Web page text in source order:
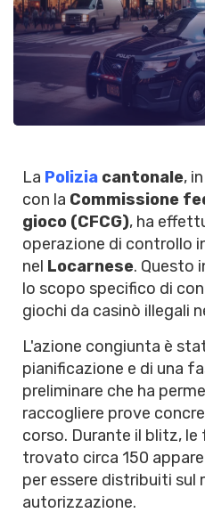
La Polizia cantonale,
con la Commissione
gioco (CFCG), ha
operazione di controllo
nel Locarnese. Questo
lo scopo specifico di
giochi da casinò illegali
L'azione congiunta è
pianificazione e di una
preliminare che ha
raccogliere prove
corso. Durante il blitz,
trovato circa 150
per essere distribuiti sul
autorizzazione.